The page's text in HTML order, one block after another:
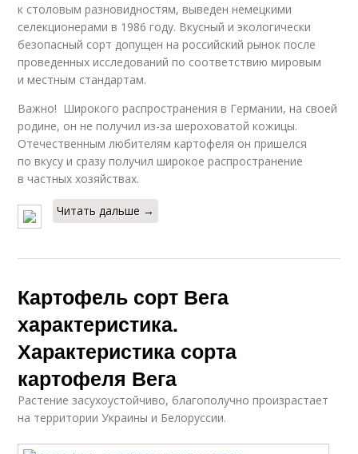
к столовым разновидностям, выведен немецкими
селекционерами в 1986 году. Вкусный и экологически
безопасный сорт допущен на российский рынок после
проведенных исследований по соответствию мировым
и местным стандартам.
Важно! Широкого распространения в Германии, на своей
родине, он не получил из-за шероховатой кожицы.
Отечественным любителям картофеля он пришелся
по вкусу и сразу получил широкое распространение
в частных хозяйствах.
Читать дальше →
Картофель сорт Вега
характеристика.
Характеристика сорта
картофеля Вега
Растение засухоустойчиво, благополучно произрастает
на территории Украины и Белоруссии.